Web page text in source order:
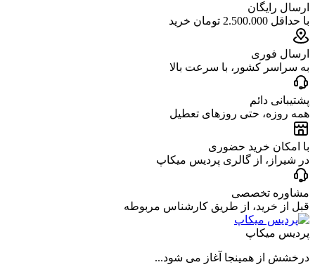
ارسال رایگان
با حداقل 2.500.000 تومان خرید
ارسال فوری
به سراسر کشور، با سرعت بالا
پشتیبانی دائم
همه روزه، حتی روزهای تعطیل
با امکان خرید حضوری
در شیراز، از گالری پردیس میکاپ
مشاوره تخصصی
قبل از خرید، از طریق کارشناس مربوطه
پردیس میکاپ
درخشش از همینجا آغاز می شود...